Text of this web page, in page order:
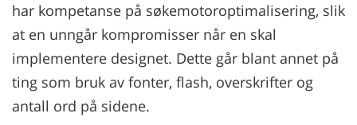
har kompetanse på søkemotoroptimalisering, slik
at en unngår kompromisser når en skal
implementere designet. Dette går blant annet på
ting som bruk av fonter, flash, overskrifter og
antall ord på sidene.